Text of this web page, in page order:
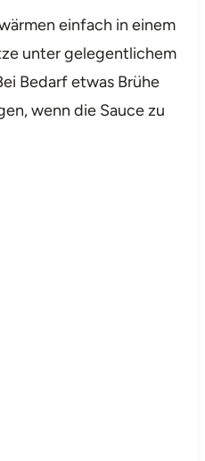
einfach in einem
unter gelegentlichem
Bedarf etwas Brühe
wenn die Sauce zu